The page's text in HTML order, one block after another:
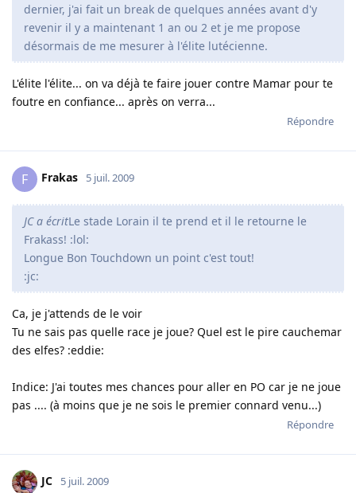
dernier, j'ai fait un break de quelques années avant d'y
revenir il y a maintenant 1 an ou 2 et je me propose
désormais de me mesurer à l'élite lutécienne.
L'élite l'élite... on va déjà te faire jouer contre Mamar pour te
foutre en confiance... après on verra...
Répondre
F Frakas 5 juil. 2009
JC a écritLe stade Lorain il te prend et il le retourne le
Frakass! :lol:
Longue Bon Touchdown un point c'est tout!
:jc:
Ca, je j'attends de le voir
Tu ne sais pas quelle race je joue? Quel est le pire cauchemar
des elfes? :eddie:
Indice: J'ai toutes mes chances pour aller en PO car je ne joue
pas .... (à moins que je ne sois le premier connard venu...)
Répondre
JC 5 juil. 2009